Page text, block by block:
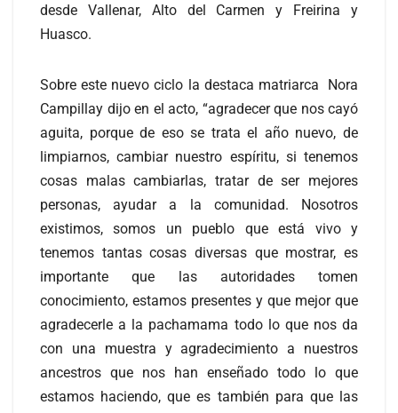
desde Vallenar, Alto del Carmen y Freirina y
Huasco.
Sobre este nuevo ciclo la destaca matriarca Nora
Campillay dijo en el acto, “agradecer que nos cayó
aguita, porque de eso se trata el año nuevo, de
limpiarnos, cambiar nuestro espíritu, si tenemos
cosas malas cambiarlas, tratar de ser mejores
personas, ayudar a la comunidad. Nosotros
existimos, somos un pueblo que está vivo y
tenemos tantas cosas diversas que mostrar, es
importante que las autoridades tomen
conocimiento, estamos presentes y que mejor que
agradecerle a la pachamama todo lo que nos da
con una muestra y agradecimiento a nuestros
ancestros que nos han enseñado todo lo que
estamos haciendo, que es también para que las